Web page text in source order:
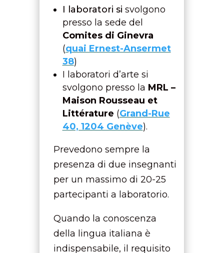
I laboratori si svolgono
presso la sede del
Comites di Ginevra
(quai Ernest-Ansermet
38)
I laboratori d’arte si
svolgono presso la MRL –
Maison Rousseau et
Littérature (Grand-Rue
40, 1204 Genève).
Prevedono sempre la
presenza di due insegnanti
per un massimo di 20-25
partecipanti a laboratorio.
Quando la conoscenza
della lingua italiana è
indispensabile, il requisito